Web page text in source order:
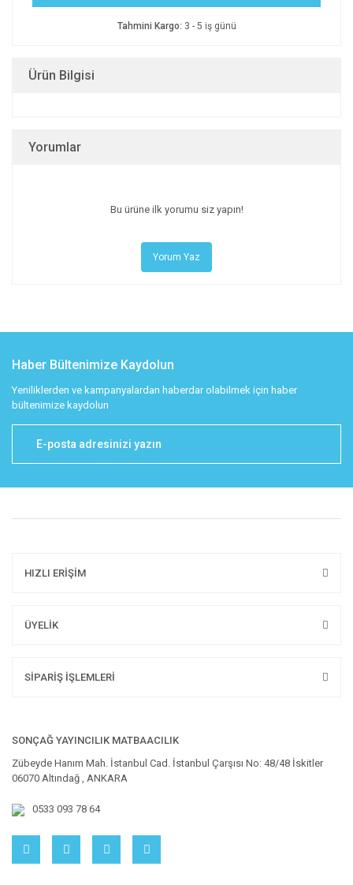
Tahmini Kargo: 3 - 5 iş günü
Ürün Bilgisi
Yorumlar
Bu ürüne ilk yorumu siz yapın!
Yorum Yaz
Haber Bültenimize Kaydolun
Yeniliklerden ve kampanyalardan haberdar olabilmek için haber
bültenimize kaydolun
HIZLI ERİŞİM
ÜYELİK
SİPARİŞ İŞLEMLERİ
SONÇAĞ YAYINCILIK MATBAACILIK
Zübeyde Hanım Mah. İstanbul Cad. İstanbul Çarşısı No: 48/48 İskitler
06070 Altındağ , ANKARA
0533 093 78 64